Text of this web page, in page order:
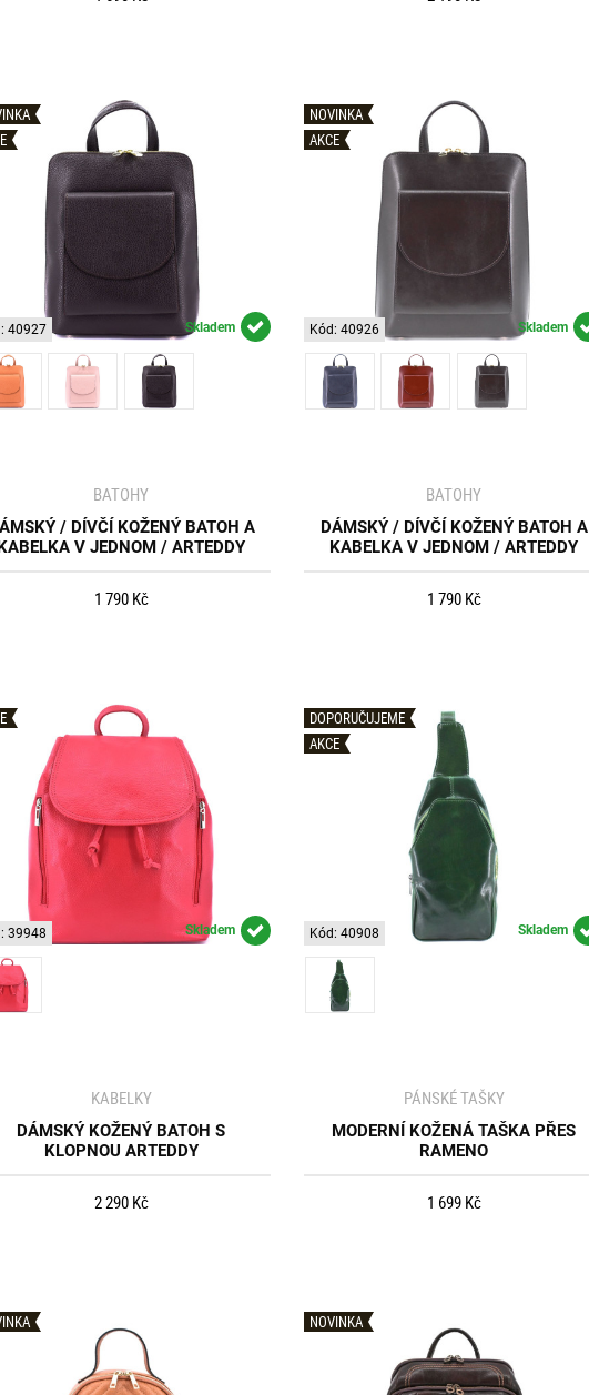
40927 Skladem
BATOHY
/ DÍVČÍ KOŽENÝ BATOH A
V JEDNOM / ARTEDDY
1 790 Kč
NOVINKA
AKCE
Kód: 40926 Skladem
BATOHY
DÁMSKÝ / DÍVČÍ KOŽENÝ BATOH A
KABELKA V JEDNOM / ARTEDDY
1 790 Kč
39948 Skladem
KABELKY
DÁMSKÝ KOŽENÝ BATOH S
KLOPNOU ARTEDDY
2 290 Kč
DOPORUČUJEME
AKCE
Kód: 40908 Skladem
PÁNSKÉ TAŠKY
MODERNÍ KOŽENÁ TAŠKA PŘES
RAMENO
1 699 Kč
NOVINKA